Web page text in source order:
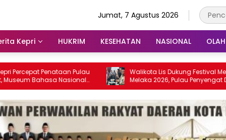
Jumat, 7 Agustus 2026
Kepri HUKRIM KESEHATAN NASIONAL
Penataan Pulau
Nasional
Walikota Lis Dukung Festival Media Selat
Melaka 2026, Pulau Penyengat Disiapkan
Jadi Etalase Budaya Melayu